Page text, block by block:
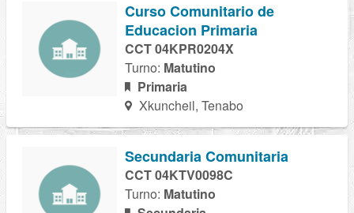
Curso Comunitario de
Educacion Primaria
CCT 04KPR0204X
Turno: Matutino
Primaria
Xkuncheil, Tenabo
Secundaria Comunitaria
CCT 04KTV0098C
Turno: Matutino